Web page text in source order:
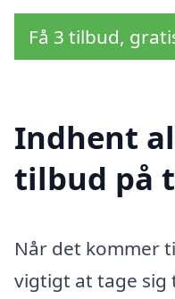
Få 3 tilbud,
Indhent
tilbud på
Når det kommer
vigtigt at tage sig